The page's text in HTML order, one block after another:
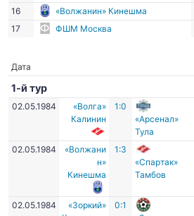
16
«Волжанин» Кинешма
17
ФШМ Москва
Дата
1-й тур
02.05.1984
«Волга»
Калинин
1:0
«Арсенал»
Тула
02.05.1984
«Волжани
н»
Кинешма
1:3
«Спартак»
Тамбов
02.05.1984
«Зоркий»
0:1